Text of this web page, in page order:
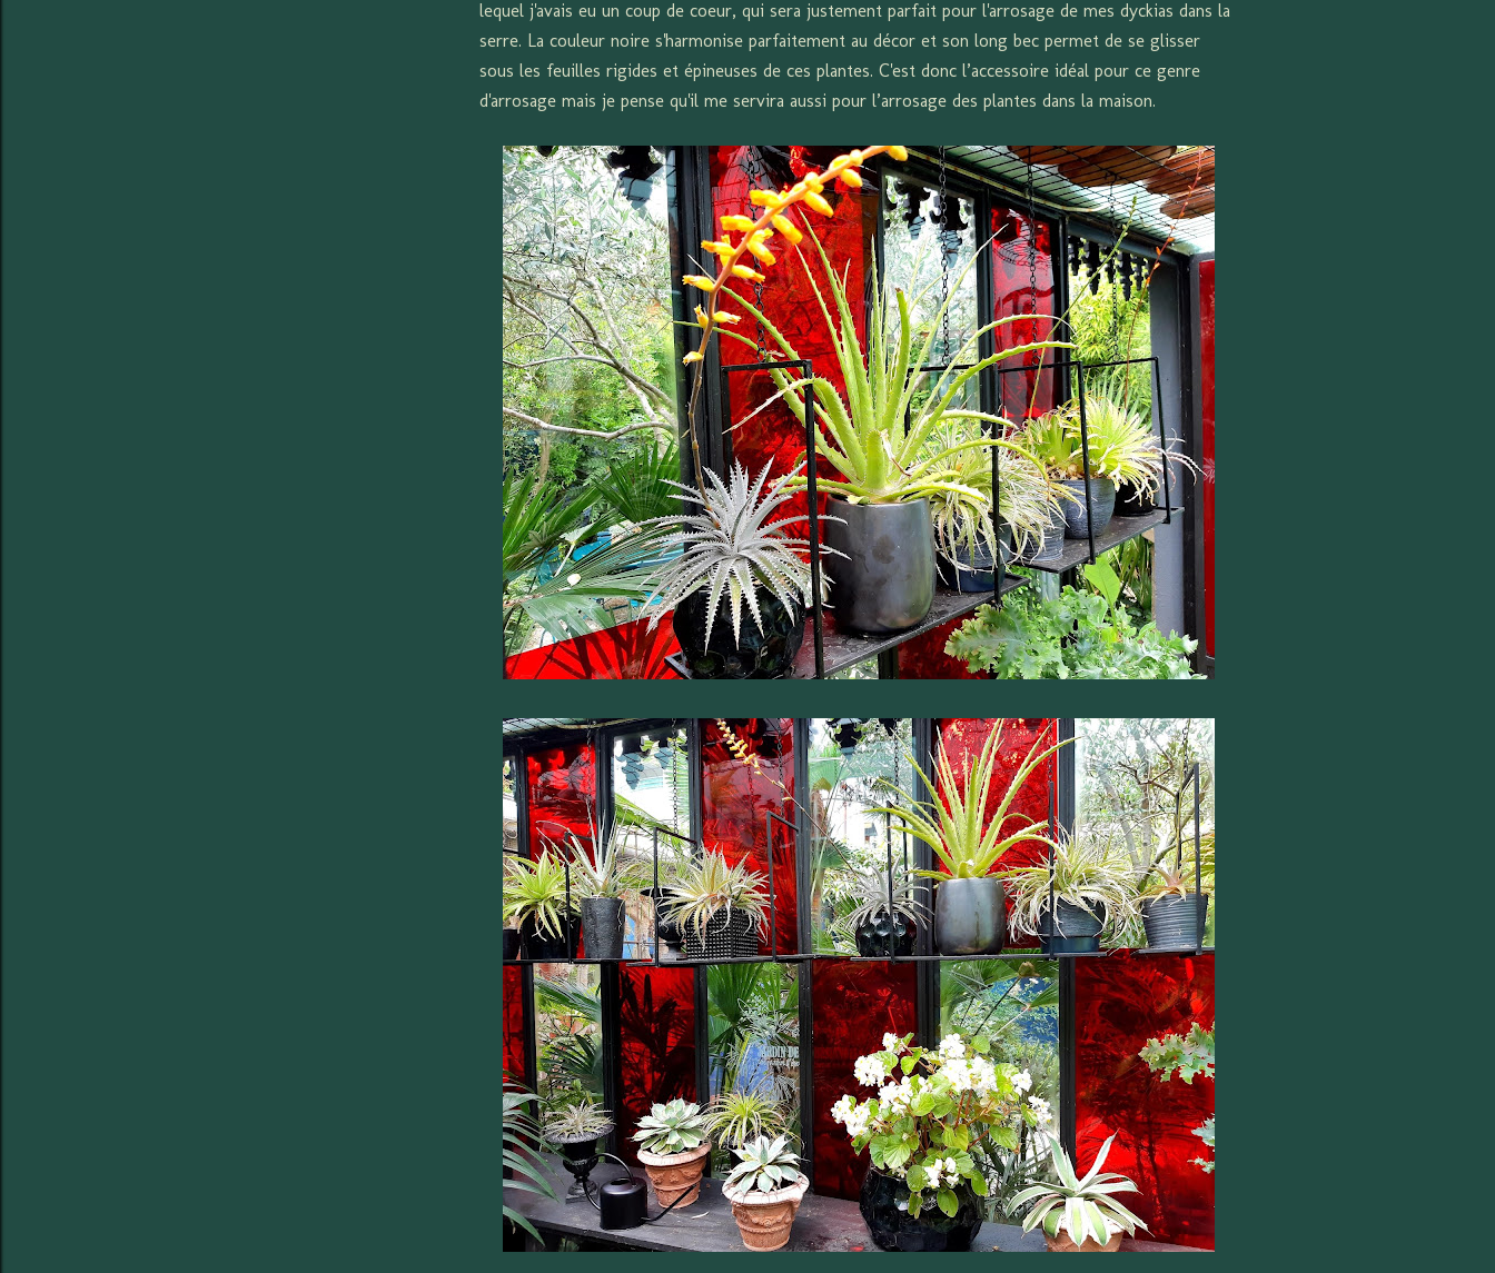
lequel j'avais eu un coup de coeur, qui sera justement parfait pour l'arrosage de mes dyckias dans la
serre. La couleur noire s'harmonise parfaitement au décor et son long bec permet de se glisser
sous les feuilles rigides et épineuses de ces plantes. C'est donc l’accessoire idéal pour ce genre
d'arrosage mais je pense qu'il me servira aussi pour l’arrosage des plantes dans la maison.